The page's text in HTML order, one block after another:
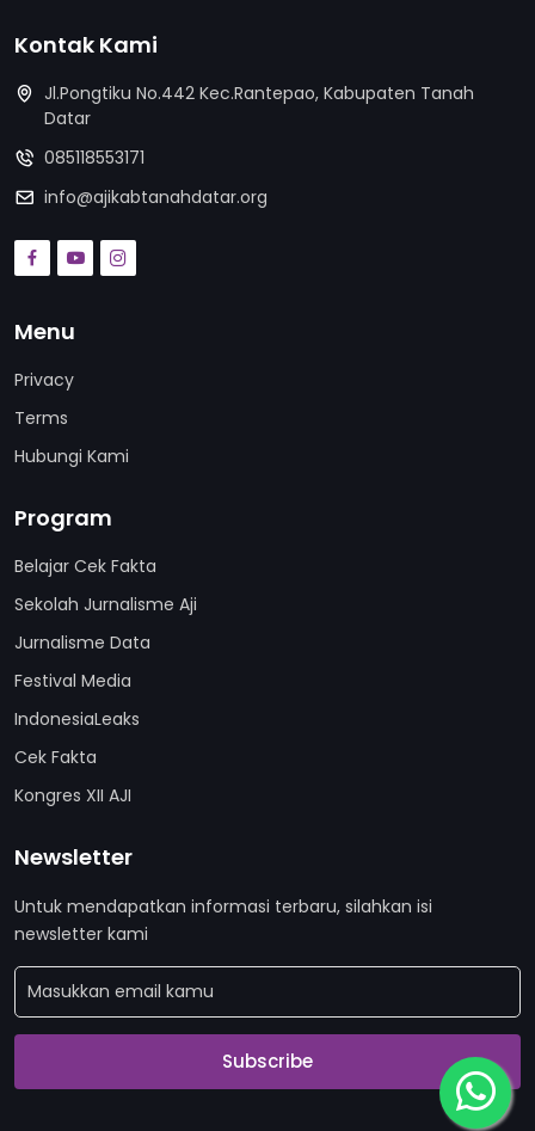
Kontak Kami
Jl.Pongtiku No.442 Kec.Rantepao, Kabupaten Tanah
Datar
085118553171
info@ajikabtanahdatar.org
Menu
Privacy
Terms
Hubungi Kami
Program
Belajar Cek Fakta
Sekolah Jurnalisme Aji
Jurnalisme Data
Festival Media
IndonesiaLeaks
Cek Fakta
Kongres XII AJI
Newsletter
Untuk mendapatkan informasi terbaru, silahkan isi
newsletter kami
Subscribe